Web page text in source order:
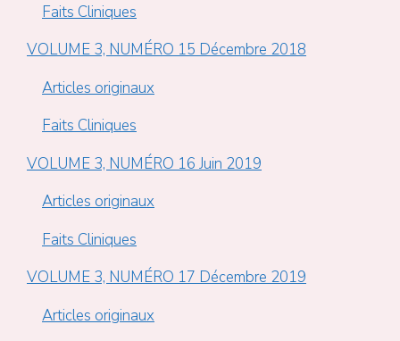
Faits Cliniques
VOLUME 3, NUMÉRO 15 Décembre 2018
Articles originaux
Faits Cliniques
VOLUME 3, NUMÉRO 16 Juin 2019
Articles originaux
Faits Cliniques
VOLUME 3, NUMÉRO 17 Décembre 2019
Articles originaux